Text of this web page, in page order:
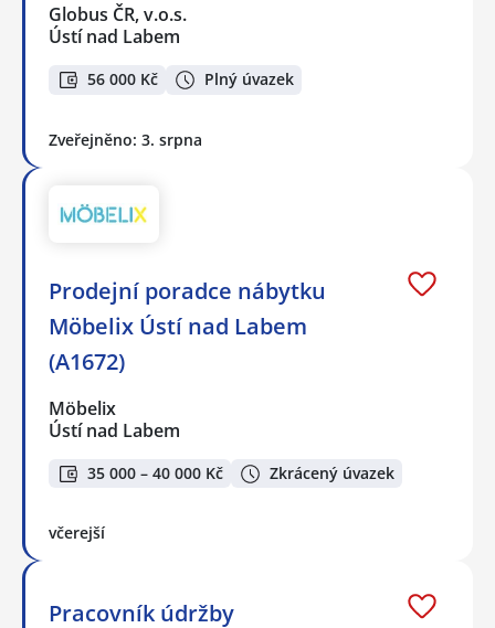
Globus ČR, v.o.s.
Ústí nad Labem
56 000 Kč Plný úvazek
Zveřejněno: 3. srpna
Prodejní poradce nábytku
Möbelix Ústí nad Labem
(A1672)
Möbelix
Ústí nad Labem
35 000 – 40 000 Kč Zkrácený úvazek
včerejší
Pracovník údržby